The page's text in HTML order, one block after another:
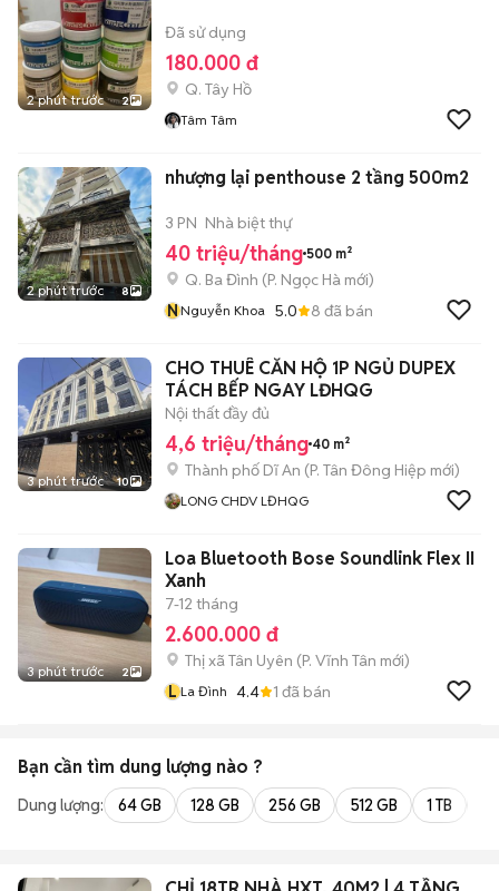
2 phút trước 2
Đã sử dụng
180.000 đ
Q. Tây Hồ
Tâm Tâm
2 phút trước 8
nhượng lại penthouse 2 tầng 500m2
3 PN Nhà biệt thự
40 triệu/tháng 500 m²
Q. Ba Đình (P. Ngọc Hà mới)
NNguyễn Khoa 5.0 8 đã bán
3 phút trước 10
CHO THUÊ CĂN HỘ 1P NGỦ DUPEX
TÁCH BẾP NGAY LĐHQG
Nội thất đầy đủ
4,6 triệu/tháng 40 m²
Thành phố Dĩ An (P. Tân Đông Hiệp mới)
LONG CHDV LĐHQG
3 phút trước 2
Loa Bluetooth Bose Soundlink Flex II
Xanh
7-12 tháng
2.600.000 đ
Thị xã Tân Uyên (P. Vĩnh Tân mới)
L La Đình 4.4 1 đã bán
Bạn cần tìm dung lượng nào ?
Dung lượng: 64 GB 128 GB 256 GB 512 GB 1 TB